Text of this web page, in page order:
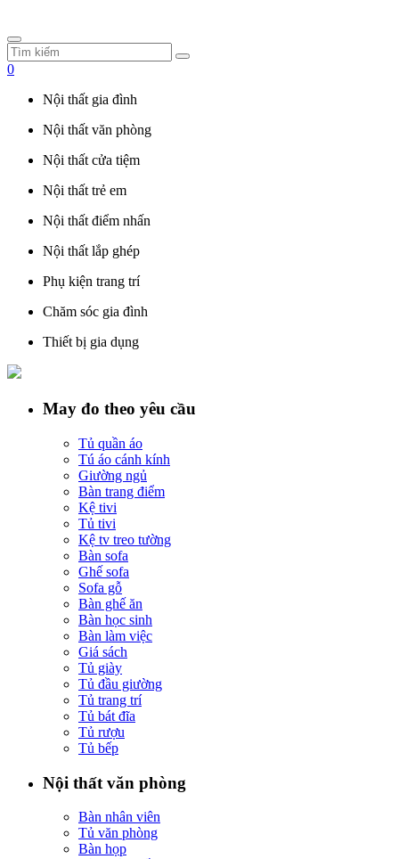
0
Nội thất gia đình
Nội thất văn phòng
Nội thất cửa tiệm
Nội thất trẻ em
Nội thất điểm nhấn
Nội thất lắp ghép
Phụ kiện trang trí
Chăm sóc gia đình
Thiết bị gia dụng
May đo theo yêu cầu
Tủ quần áo
Tú áo cánh kính
Giường ngủ
Bàn trang điểm
Kệ tivi
Tủ tivi
Kệ tv treo tường
Bàn sofa
Ghế sofa
Sofa gỗ
Bàn ghế ăn
Bàn học sinh
Bàn làm việc
Giá sách
Tủ giày
Tủ đầu giường
Tủ trang trí
Tủ bát đĩa
Tủ rượu
Tủ bếp
Nội thất văn phòng
Bàn nhân viên
Tủ văn phòng
Bàn họp